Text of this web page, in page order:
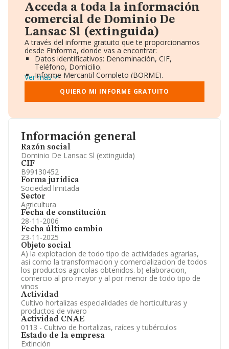
Información general
Razón social
Dominio De Lansac Sl (extinguida)
CIF
B99130452
Forma jurídica
Sociedad limitada
Sector
Agricultura
Fecha de constitución
28-11-2006
Fecha último cambio
23-11-2025
Objeto social
A) la explotacion de todo tipo de actividades agrarias,
asi como la transformacion y comercializacion de todos
los productos agricolas obtenidos. b) elaboracion,
comercio al pro mayor y al por menor de todo tipo de
vinos
Actividad
Cultivo hortalizas especialidades de horticulturas y
productos de vivero
Actividad CNAE
0113 - Cultivo de hortalizas, raíces y tubérculos
Estado de la empresa
Extinción
Acceda a toda la información
comercial de Dominio De
Lansac Sl (extinguida)
A través del informe gratuito que te proporcionamos
desde Einforma, donde vas a encontrar:
Datos identificativos: Denominación, CIF,
Teléfono, Domicilio.
Informe Mercantil Completo (BORME).
Gráficos de Evolución Ventas y Empleados.
Consejo de Administración y Administradores.
Directivos y Ejecutivos.
Información oficial y registral complementaria.
Ver más
QUIERO MI INFORME GRATUITO